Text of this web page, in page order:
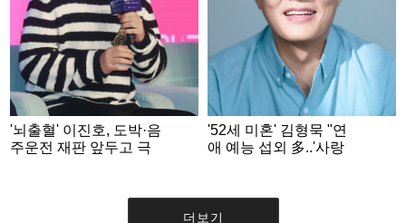
'뇌출혈' 이진호, 도박·음
주운전 재판 앞두고 극
'52세 미혼' 김형묵 "연
애 예능 섭외 多..'사랑
뷰]
더보기